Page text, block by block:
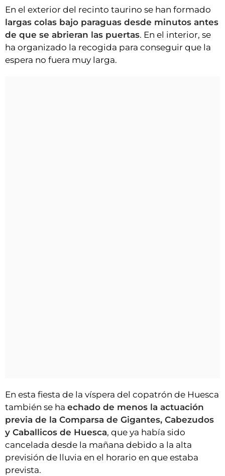
En el exterior del recinto taurino se han formado
largas colas bajo paraguas desde minutos antes
de que se abrieran las puertas. En el interior, se
ha organizado la recogida para conseguir que la
espera no fuera muy larga.
En esta fiesta de la víspera del copatrón de Huesca
también se ha echado de menos la actuación
previa de la Comparsa de Gigantes, Cabezudos
y Caballicos de Huesca, que ya había sido
cancelada desde la mañana debido a la alta
previsión de lluvia en el horario en que estaba
prevista.